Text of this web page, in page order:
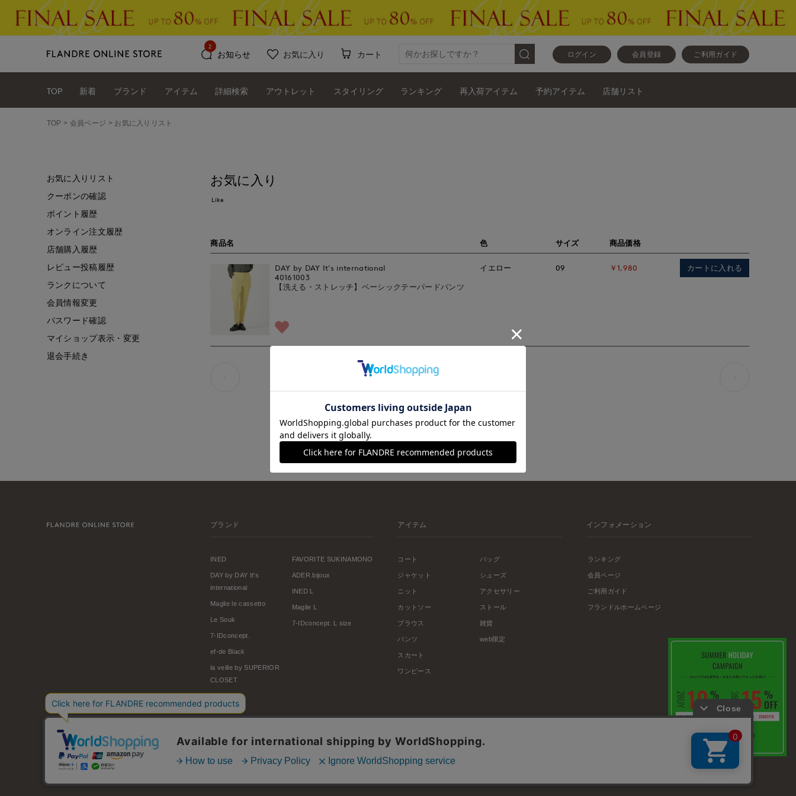
ログイン 会員登録 ご利用ガイド
お知らせ
2
お気に入り カート
TOP 新着 ブランド アイテム 詳細検索 アウトレット スタイリング ランキング 再入荷アイテム 予約アイテム 店舗リスト
TOP 会員ページ お気に入りリスト
お気に入り
Like
商品名 色 サイズ 商品価格
DAY by DAY It's international
40161003
【洗える・ストレッチ】ベーシックテーパードパンツ
イエロー 09 ￥1,980 カートに入れる
お気に入りリスト
クーポンの確認
ポイント履歴
オンライン注文履歴
店舗購入履歴
レビュー投稿履歴
ランクについて
会員情報変更
パスワード確認
マイショップ表示・変更
退会手続き
ブランド
INED
DAY by DAY It's
international
Maglie le cassetto
Le Souk
7-IDconcept.
ef-de Black
la veille by SUPERIOR
CLOSET
FAVORITE SUKINAMONO
ADER.bijoux
INED L
Maglie L
7-IDconcept. L size
アイテム
コート
ジャケット
ニット
カットソー
ブラウス
パンツ
スカート
ワンピース
バッグ
シューズ
アクセサリー
ストール
雑貨
web限定
インフォメーション
ランキング
会員ページ
ご利用ガイド
フランドルホームページ
© FLANDRE CO., LTD.